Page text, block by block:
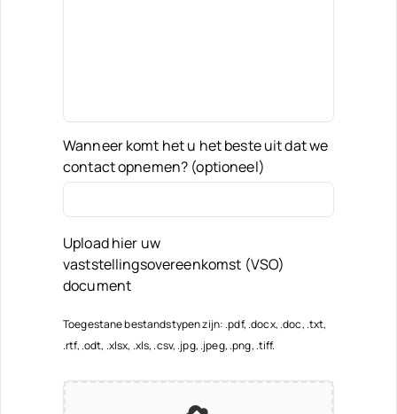
Wanneer komt het u het beste uit dat we
contact opnemen? (optioneel)
Upload hier uw
vaststellingsovereenkomst (VSO)
document
Toegestane bestandstypen zijn: .pdf, .docx, .doc, .txt,
.rtf, .odt, .xlsx, .xls, .csv, .jpg, .jpeg, .png, .tiff.